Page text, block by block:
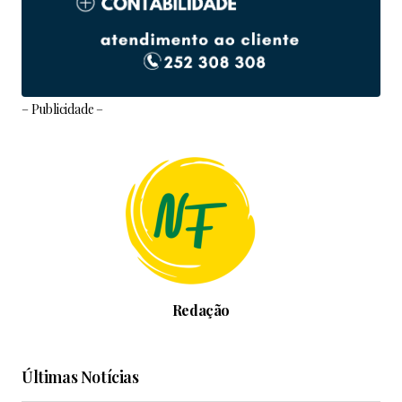
– Publicidade –
Redação
Últimas Notícias